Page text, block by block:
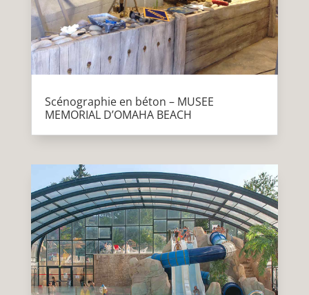
Scénographie en béton – MUSEE
MEMORIAL D’OMAHA BEACH